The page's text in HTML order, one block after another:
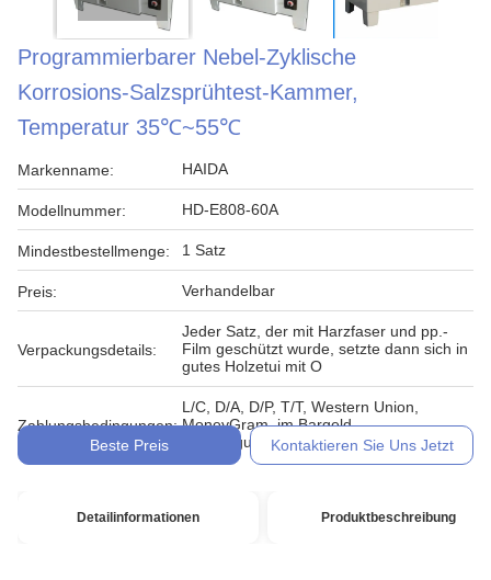
Programmierbarer Nebel-Zyklische
Korrosions-Salzsprühtest-Kammer,
Temperatur 35℃~55℃
Markenname: HAIDA
Modellnummer: HD-E808-60A
Mindestbestellmenge: 1 Satz
Preis: Verhandelbar
Verpackungsdetails:
Jeder Satz, der mit Harzfaser und pp.-
Film geschützt wurde, setzte dann sich in
gutes Holzetui mit O
Zahlungsbedingungen:
L/C, D/A, D/P, T/T, Western Union,
MoneyGram, im Bargeld,
Übertragungsurkunde
Beste Preis Kontaktieren Sie Uns Jetzt
Detailinformationen Produktbeschreibung